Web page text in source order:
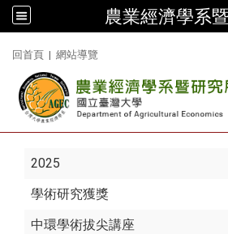
農業經濟學系
回首頁 | 網站導覽
2025
學術研究獲獎
中環學術拔尖講座